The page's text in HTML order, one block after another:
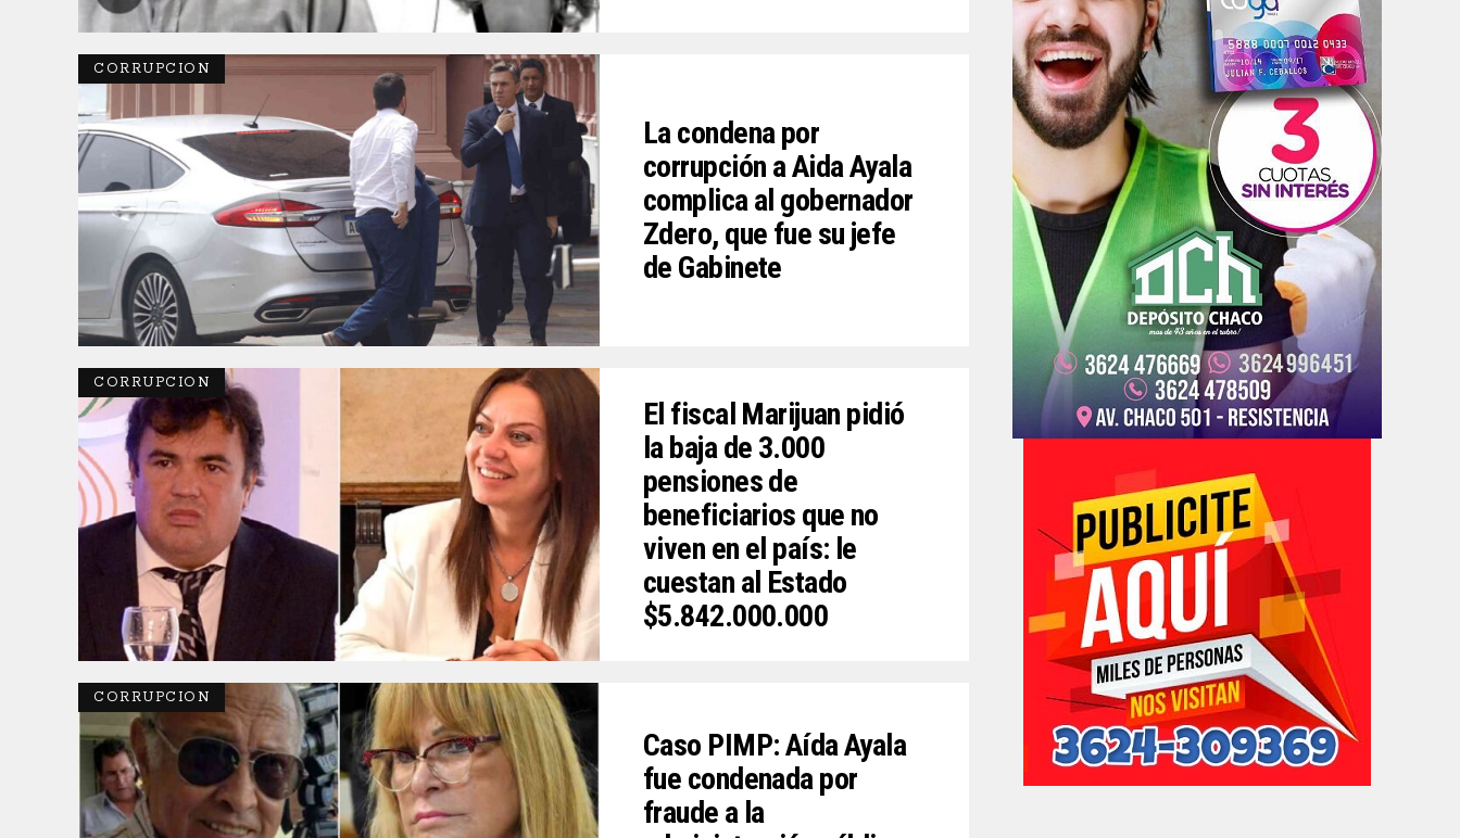
CORRUPCION
La condena por
corrupción a Aida Ayala
complica al gobernador
Zdero, que fue su jefe
de Gabinete
CORRUPCION
El fiscal Marijuan pidió
la baja de 3.000
pensiones de
beneficiarios que no
viven en el país: le
cuestan al Estado
$5.842.000.000
CORRUPCION
Caso PIMP: Aída Ayala
fue condenada por
fraude a la